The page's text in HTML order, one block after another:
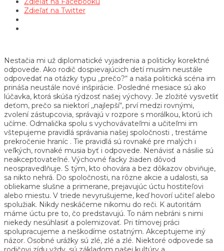
Zdieľať na Twitter
Nestačia mi už diplomatické vyjadrenia a politicky korektné
odpovede. Ako rodič dospievajúcich detí musím neustále
odpovedať na otázky typu ,,prečo?“ a naša politická scéna im
prináša neustále nové inšpirácie. Posledné mesiace sú ako
lúčavka, ktorá skúša rýdzosť našej výchovy. Je zložité vysvetliť
deťom, prečo sa niektorí ,,najlepší“, prví medzi rovnými,
zvolení zástupcovia, správajú v rozpore s morálkou, ktorú ich
učíme. Odmalička spolu s vychovávateľmi a učiteľmi im
vštepujeme pravidlá správania našej spoločnosti , trestáme
prekročenie hraníc . Tie pravidlá sú rovnaké pre malých i
veľkých, rovnaké musia byť i odpovede. Nenávisť a násilie sú
neakceptovateľné. Výchovné facky žiaden dôvod
neospravedlňuje. S tým, kto ohovára a bez dôkazov obviňuje,
sa nikto nehrá. Do spoločnosti, na rôzne akcie a udalosti, sa
obliekame slušne a primerane, prejavujúc úctu hostiteľovi
alebo miestu. V triede nevyrušujeme, keď hovorí učiteľ alebo
spolužiak. Nikdy neskáčeme nikomu do reči. K autoritám
máme úctu pre to, čo predstavujú. To nám nebráni s nimi
niekedy nesúhlasiť a polemizovať. Pri tímovej práci
spolupracujeme a neškodíme ostatným. Akceptujeme iný
názor. Osobné urážky sú zlé, zlé a zlé. Niektoré odpovede sa